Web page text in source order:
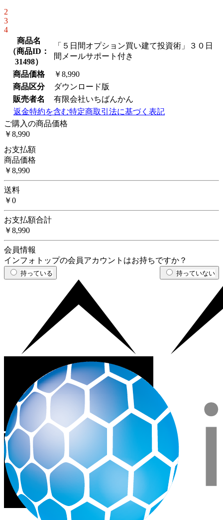
2
3
4
商品名
（商品ID：
31498）
「５日間オプション買い建て投資術」３０日
間メールサポート付き
商品価格
￥8,990
商品区分
ダウンロード版
販売者名
有限会社いちばんかん
返金特約を含む特定商取引法に基づく表記
ご購入の商品価格
￥8,990
お支払額
商品価格
￥8,990
送料
￥0
お支払額合計
￥8,990
会員情報
インフォトップの会員アカウントはお持ちですか？
持っている 持っていない